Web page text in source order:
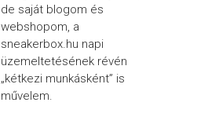
de saját blogom és
webshopom, a
sneakerbox.hu napi
üzemeltetésének révén
„kétkezi munkásként” is
művelem.